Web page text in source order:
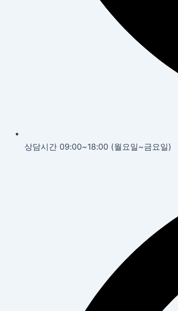
상담시간 09:00~18:00 (월요일~금요일)